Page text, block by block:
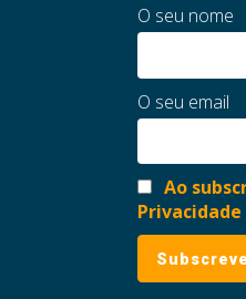
O seu nome
O seu email
Ao
Privacidade